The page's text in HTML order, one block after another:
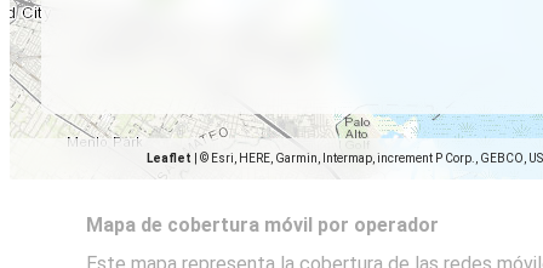
Leaflet © Esri, HERE, Garmin, Intermap, increment P Corp., GEBCO,
Mapa de cobertura móvil por operador